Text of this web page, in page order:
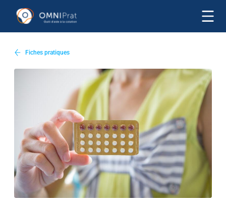
Fiches pratiques